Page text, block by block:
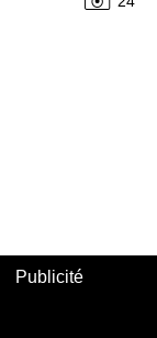
Publicité